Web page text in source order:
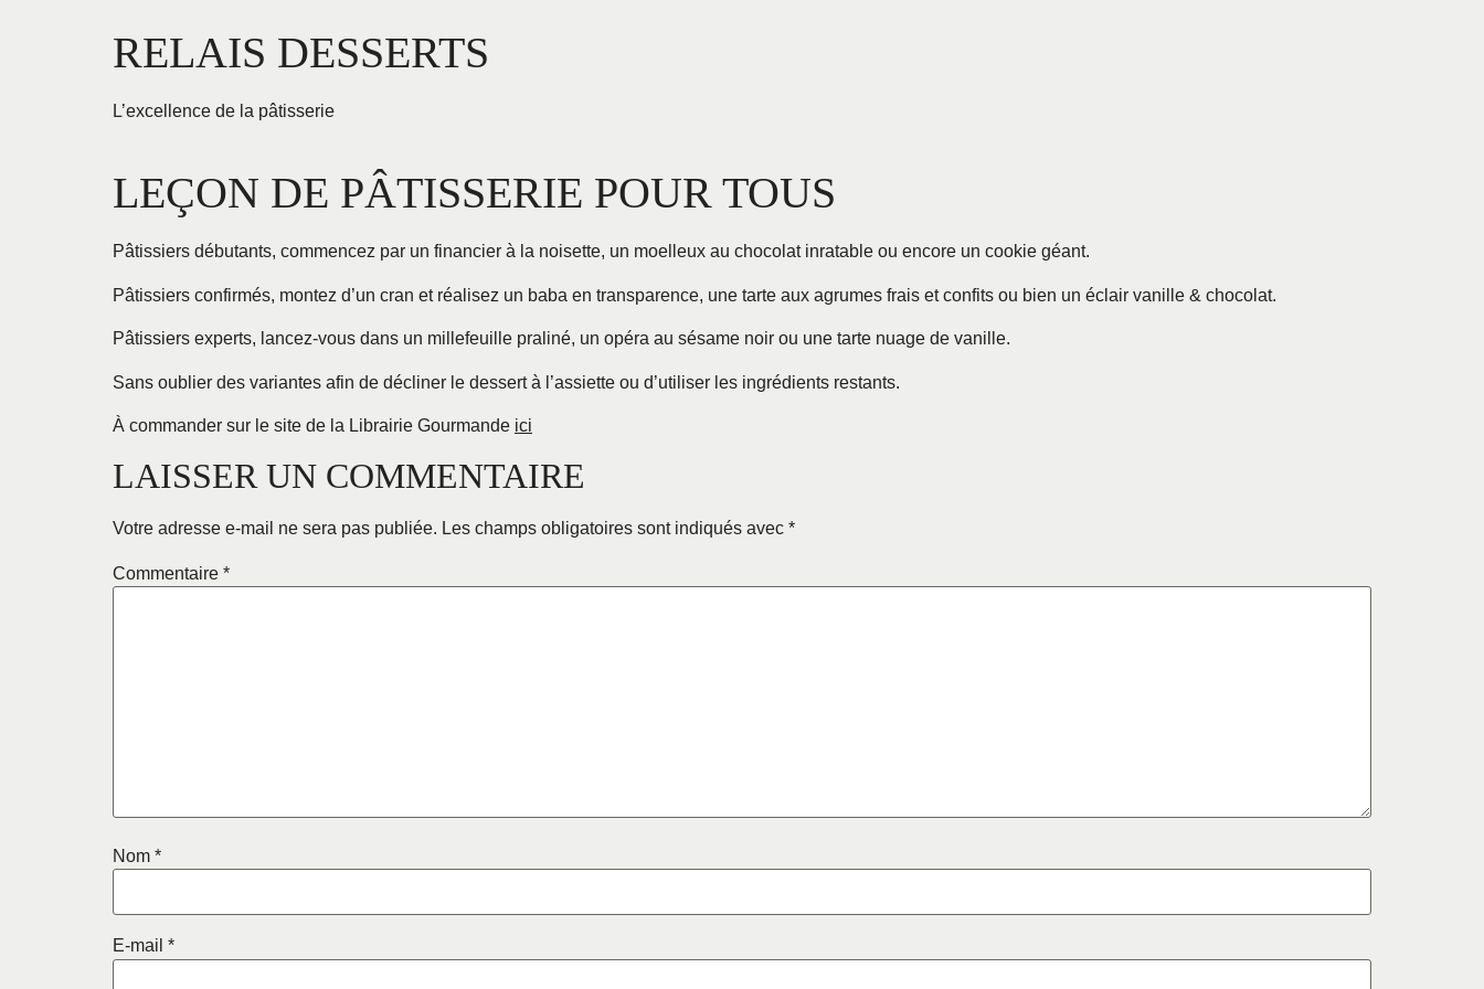
RELAIS DESSERTS
L’excellence de la pâtisserie
LEÇON DE PÂTISSERIE POUR TOUS
Pâtissiers débutants, commencez par un financier à la noisette, un moelleux au chocolat inratable ou encore un cookie géant.
Pâtissiers confirmés, montez d’un cran et réalisez un baba en transparence, une tarte aux agrumes frais et confits ou bien un éclair vanille & chocolat.
Pâtissiers experts, lancez-vous dans un millefeuille praliné, un opéra au sésame noir ou une tarte nuage de vanille.
Sans oublier des variantes afin de décliner le dessert à l’assiette ou d’utiliser les ingrédients restants.
À commander sur le site de la Librairie Gourmande ici
LAISSER UN COMMENTAIRE
Votre adresse e-mail ne sera pas publiée. Les champs obligatoires sont indiqués avec *
Commentaire *
Nom *
E-mail *